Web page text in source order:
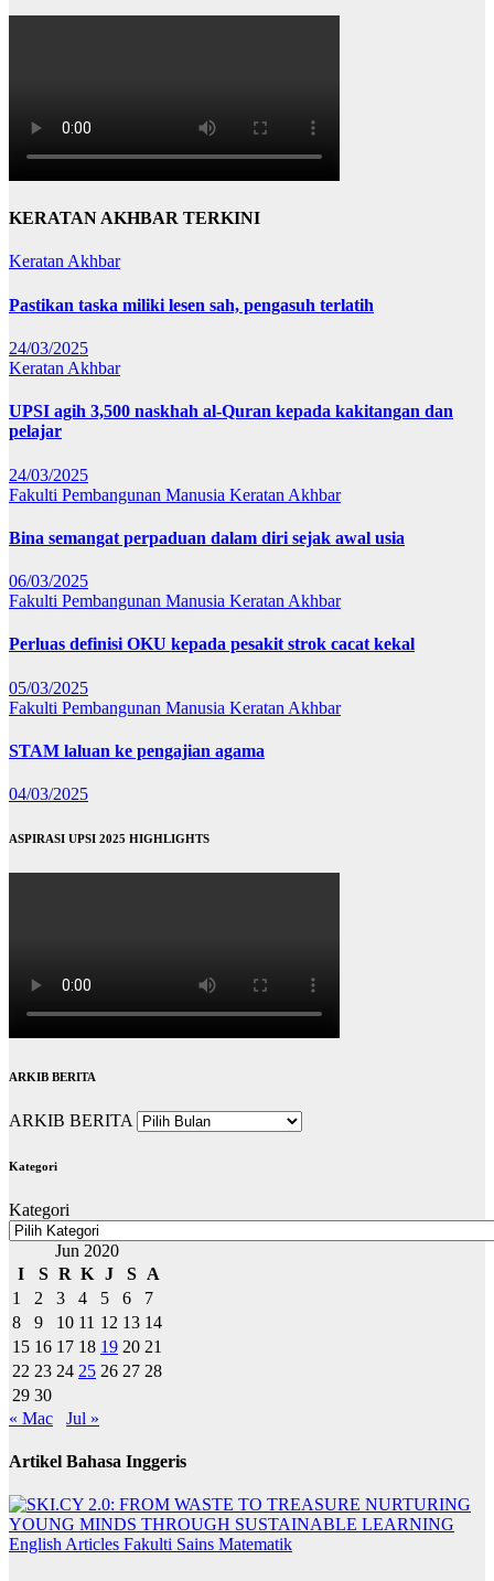
KERATAN AKHBAR TERKINI
Keratan Akhbar
Pastikan taska miliki lesen sah, pengasuh terlatih
24/03/2025
Keratan Akhbar
UPSI agih 3,500 naskhah al-Quran kepada kakitangan dan
pelajar
24/03/2025
Fakulti Pembangunan Manusia Keratan Akhbar
Bina semangat perpaduan dalam diri sejak awal usia
06/03/2025
Fakulti Pembangunan Manusia Keratan Akhbar
Perluas definisi OKU kepada pesakit strok cacat kekal
05/03/2025
Fakulti Pembangunan Manusia Keratan Akhbar
STAM laluan ke pengajian agama
04/03/2025
ASPIRASI UPSI 2025 HIGHLIGHTS
ARKIB BERITA
ARKIB BERITA
Kategori
Kategori
Jun 2020
I
S R K J S
A
1
2 3 4 5 6
7
8
9 10 11 12 13 14
15 16 17 18 19 20 21
22 23 24 25 26 27 28
29 30
« Mac
Jul »
Artikel Bahasa Inggeris
English Articles Fakulti Sains Matematik